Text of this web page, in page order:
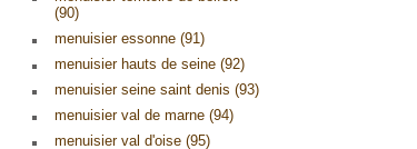
(90)
menuisier essonne (91)
menuisier hauts de seine (92)
menuisier seine saint denis (93)
menuisier val de marne (94)
menuisier val d'oise (95)